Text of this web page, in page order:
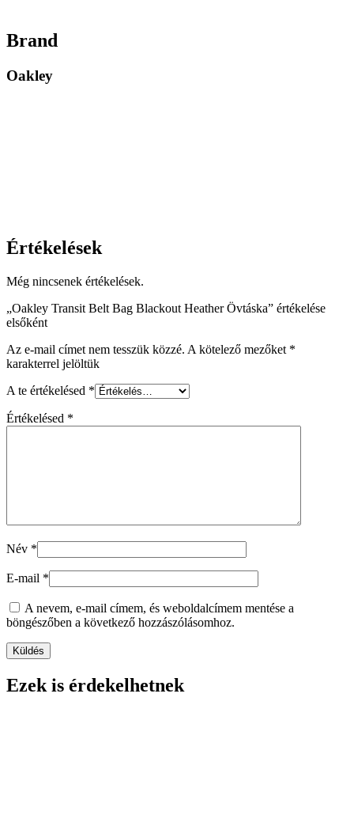
Brand
Oakley
Értékelések
Még nincsenek értékelések.
„Oakley Transit Belt Bag Blackout Heather Övtáska” értékelése
elsőként
Az e-mail címet nem tesszük közzé. A kötelező mezőket *
karakterrel jelöltük
A te értékelésed *
Értékelésed *
Név *
E-mail *
A nevem, e-mail címem, és weboldalcímem mentése a
böngészőben a következő hozzászólásomhoz.
Ezek is érdekelhetnek